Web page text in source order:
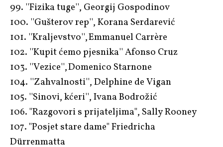
99. ''Fizika tuge'', Georgij Gospodinov
100. ''Gušterov rep'', Korana Serdarević
101. ''Kraljevstvo'', Emmanuel Carrère
102. ''Kupit ćemo pjesnika'' Afonso Cruz
103. ''Vezice'', Domenico Starnone
104. ''Zahvalnosti'', Delphine de Vigan
105. ''Sinovi, kćeri'', Ivana Bodrožić
106. "Razgovori s prijateljima", Sally Rooney
107. "Posjet stare dame" Friedricha
Dürrenmatta